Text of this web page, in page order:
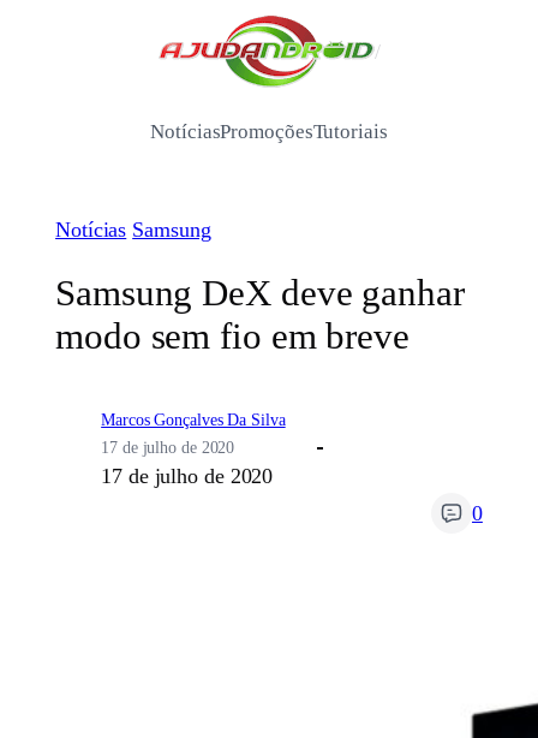
/
NotíciasPromoçõesTutoriais
Notícias Samsung
Samsung DeX deve ganhar
modo sem fio em breve
Marcos Gonçalves Da Silva
17 de julho de 2020
17 de julho de 2020
0